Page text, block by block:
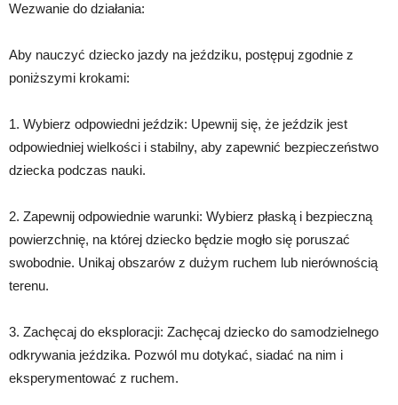
Wezwanie do działania:
Aby nauczyć dziecko jazdy na jeździku, postępuj zgodnie z
poniższymi krokami:
1. Wybierz odpowiedni jeździk: Upewnij się, że jeździk jest
odpowiedniej wielkości i stabilny, aby zapewnić bezpieczeństwo
dziecka podczas nauki.
2. Zapewnij odpowiednie warunki: Wybierz płaską i bezpieczną
powierzchnię, na której dziecko będzie mogło się poruszać
swobodnie. Unikaj obszarów z dużym ruchem lub nierównością
terenu.
3. Zachęcaj do eksploracji: Zachęcaj dziecko do samodzielnego
odkrywania jeździka. Pozwól mu dotykać, siadać na nim i
eksperymentować z ruchem.